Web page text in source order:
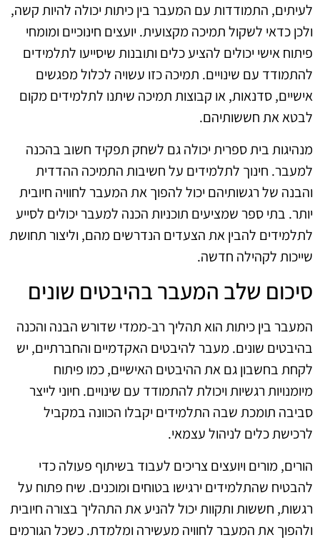
לעיתים, התמודדות עם המעבר בין כיתות יכולה להיות קשה,
ולכן כדאי לשקול תמיכה מקצועית. יועצים חינוכיים ומומחי
פיתוח אישי יכולים להציע כלים ותובנות שיסייעו לתלמידים
להתמודד עם שינויים. תמיכה כזו עשויה לכלול מפגשים
אישיים, סדנאות, או קבוצות תמיכה שיתנו לתלמידים מקום
לבטא את חששותיהם.
מנהיגות בית ספרית יכולה גם לשחק תפקיד חשוב בהכנה
למעבר. חינוך לתלמידים על חשיבות התמיכה ההדדית
והבנה של רגשותיהם יכול להפוך את המעבר לחוויה חיובית
יותר. בתי ספר שמציעים תוכניות הכנה למעבר יכולים לסייע
לתלמידים להבין את הצעדים הנדרשים מהם, וליצור תחושת
שייכות לקהילה חדשה.
סיכום שלב המעבר בהיבטים שונים
המעבר בין כיתות הוא תהליך רב-ממדי שדורש הבנה והכנה
בהיבטים שונים. מעבר להיבטים האקדמיים והחברתיים, יש
לקחת בחשבון גם את ההיבטים האישיים, כמו פיתוח
מיומנויות רגשיות ויכולת להתמודד עם שינויים. חיוני לייצר
סביבה תומכת שבה התלמידים יקבלו הכוונה במקביל
לרכישת כלים לניהול עצמאי.
הורים, מורים ויועצים צריכים לעבוד בשיתוף פעולה כדי
להבטיח שהתלמידים ירגישו בטוחים ומוכנים. שיח פתוח על
רגשות, חששות ותקוות יכול להניע את התהליך בצורה חיובית
ולהפוך את המעבר לחוויה מעשירה ומלמדת. כשכל הגורמים